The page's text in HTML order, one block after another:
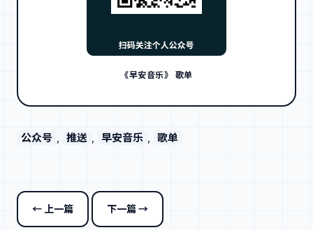
《早安音乐》 歌单
公众号 , 推送 , 早安音乐 , 歌单
← 上一篇 下一篇 →